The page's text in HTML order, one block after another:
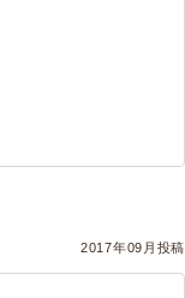
2017年09月投稿